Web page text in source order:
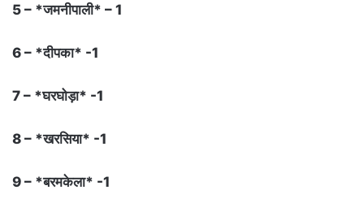
5 – *जमनीपाली* – 1
6 – *दीपका* -1
7 – *घरघोड़ा* -1
8 – *खरसिया* -1
9 – *बरमकेला* -1